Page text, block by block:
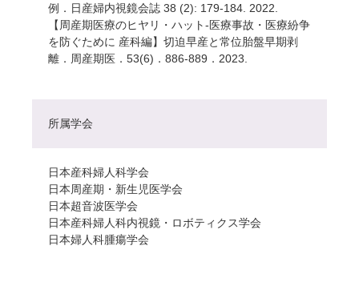
例．日産婦内視鏡会誌 38 (2): 179-184. 2022.
【周産期医療のヒヤリ・ハット-医療事故・医療紛争
を防ぐために 産科編】切迫早産と常位胎盤早期剥
離．周産期医．53(6)．886-889．2023.
所属学会
日本産科婦人科学会
日本周産期・新生児医学会
日本超音波医学会
日本産科婦人科内視鏡・ロボティクス学会
日本婦人科腫瘍学会